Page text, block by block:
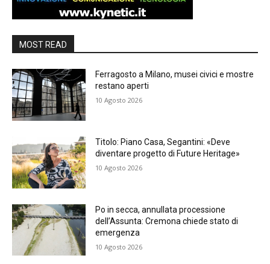
MOST READ
Ferragosto a Milano, musei civici e mostre
restano aperti
10 Agosto 2026
Titolo: Piano Casa, Segantini: «Deve
diventare progetto di Future Heritage»
10 Agosto 2026
Po in secca, annullata processione
dell’Assunta: Cremona chiede stato di
emergenza
10 Agosto 2026